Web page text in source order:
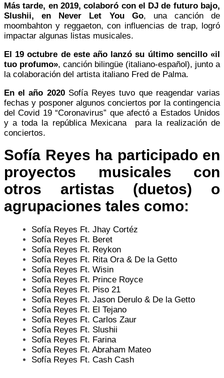
Más tarde, en 2019, colaboró con el DJ de futuro bajo,
Slushii, en Never Let You Go, una canción de
moombahton y reggaeton, con influencias de trap, logró
impactar algunas listas musicales.
El 19 octubre de este año lanzó su último sencillo «il
tuo profumo», canción bilingüe (italiano-español), junto a
la colaboración del artista italiano Fred de Palma.
En el año 2020Sofía Reyes tuvo que reagendar varias
fechas y posponer algunos conciertos por la contingencia
del Covid 19 “Coronavirus” que afectó a Estados Unidos
y a toda la república Mexicana para la realización de
conciertos.
Sofía Reyes ha participado en
proyectos musicales con
otros artistas (duetos) o
agrupaciones tales como:
Sofía Reyes Ft. Jhay Cortéz
Sofía Reyes Ft. Beret
Sofía Reyes Ft. Reykon
Sofía Reyes Ft. Rita Ora & De la Getto
Sofía Reyes Ft. Wisin
Sofía Reyes Ft. Prince Royce
Sofía Reyes Ft. Piso 21
Sofía Reyes Ft. Jason Derulo & De la Getto
Sofía Reyes Ft. El Tejano
Sofía Reyes Ft. Carlos Zaur
Sofía Reyes Ft. Slushii
Sofía Reyes Ft. Farina
Sofía Reyes Ft. Abraham Mateo
Sofía Reyes Ft. Cash Cash